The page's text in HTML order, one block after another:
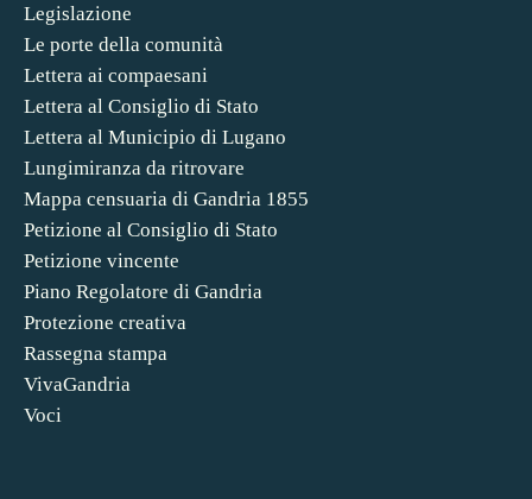
Legislazione
Le porte della comunità
Lettera ai compaesani
Lettera al Consiglio di Stato
Lettera al Municipio di Lugano
Lungimiranza da ritrovare
Mappa censuaria di Gandria 1855
Petizione al Consiglio di Stato
Petizione vincente
Piano Regolatore di Gandria
Protezione creativa
Rassegna stampa
VivaGandria
Voci